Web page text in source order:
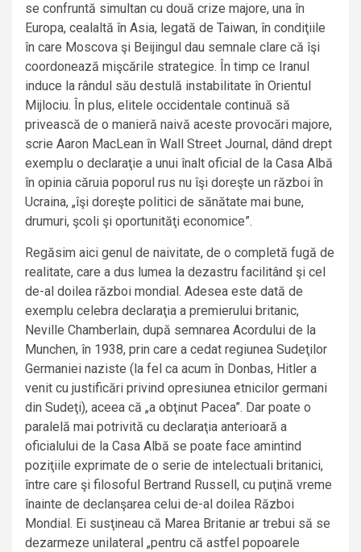
se confruntă simultan cu două crize majore, una în
Europa, cealaltă în Asia, legată de Taiwan, în condiţiile
în care Moscova şi Beijingul dau semnale clare că îşi
coordonează mişcările strategice. În timp ce Iranul
induce la rândul său destulă instabilitate în Orientul
Mijlociu. În plus, elitele occidentale continuă să
privească de o manieră naivă aceste provocări majore,
scrie Aaron MacLean în Wall Street Journal, dând drept
exemplu o declaraţie a unui înalt oficial de la Casa Albă
în opinia căruia poporul rus nu îşi doreşte un război în
Ucraina, „îşi doreşte politici de sănătate mai bune,
drumuri, şcoli şi oportunităţi economice”.
Regăsim aici genul de naivitate, de o completă fugă de
realitate, care a dus lumea la dezastru facilitând şi cel
de-al doilea război mondial. Adesea este dată de
exemplu celebra declaraţia a premierului britanic,
Neville Chamberlain, după semnarea Acordului de la
Munchen, în 1938, prin care a cedat regiunea Sudeţilor
Germaniei naziste (la fel ca acum în Donbas, Hitler a
venit cu justificări privind opresiunea etnicilor germani
din Sudeţi), aceea că „a obţinut Pacea”. Dar poate o
paralelă mai potrivită cu declaraţia anterioară a
oficialului de la Casa Albă se poate face amintind
poziţiile exprimate de o serie de intelectuali britanici,
între care şi filosoful Bertrand Russell, cu puţină vreme
înainte de declanşarea celui de-al doilea Război
Mondial. Ei susţineau că Marea Britanie ar trebui să se
dezarmeze unilateral „pentru că astfel popoarele